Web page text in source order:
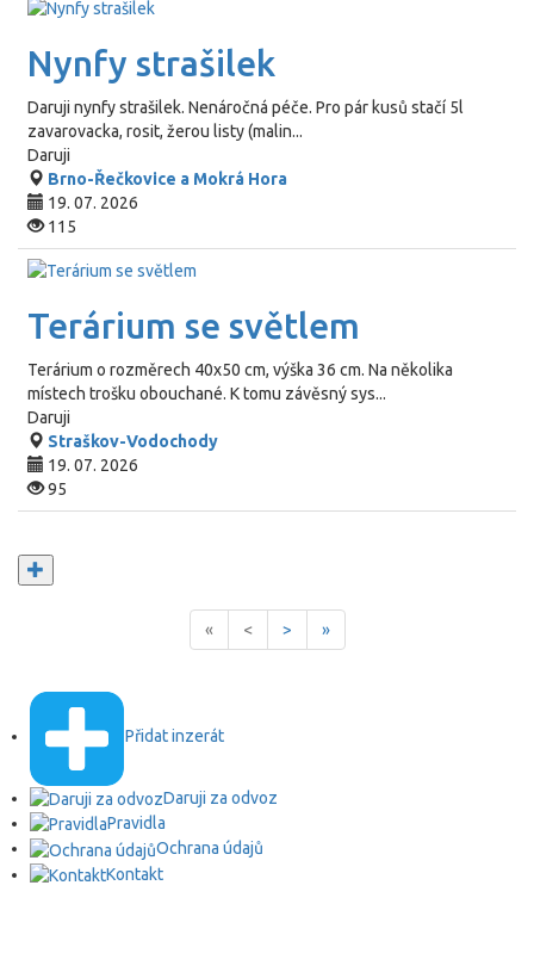
Nynfy strašilek
Daruji nynfy strašilek. Nenáročná péče. Pro pár kusů stačí 5l
zavarovacka, rosit, žerou listy (malin...
Daruji
Brno-Řečkovice a Mokrá Hora
19. 07. 2026
115
Terárium se světlem
Terárium o rozměrech 40x50 cm, výška 36 cm. Na několika
místech trošku obouchané. K tomu závěsný sys...
Daruji
Straškov-Vodochody
19. 07. 2026
95
« < > »
Přidat inzerát
Daruji za odvoz
Pravidla
Ochrana údajů
Kontakt